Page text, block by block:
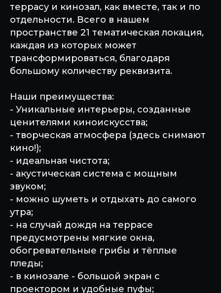
посмотрите другие площадки, которые могут
вам подойти
СМОТРЕТЬ ЛОФТЫ
террасу и кинозал, как вместе, так и по
отдельности. Всего в нашем
пространстве 21 тематическая локация,
каждая из которых может
трансформироваться, благодаря
большому количеству реквизита.
Наши преимущества:
- Уникальные интерьеры, созданные
ценителями киноискусства;
- творческая атмосфера (здесь снимают
кино!);
- идеальная чистота;
- акустическая система с мощным
звуком;
- можно шуметь и отдыхать до самого
утра;
- на случай дождя на террасе
предусмотрены мягкие окна,
обогревательные грибы и тёплые
пледы;
- в кинозале - большой экран с
проектором и удобные пуфы;